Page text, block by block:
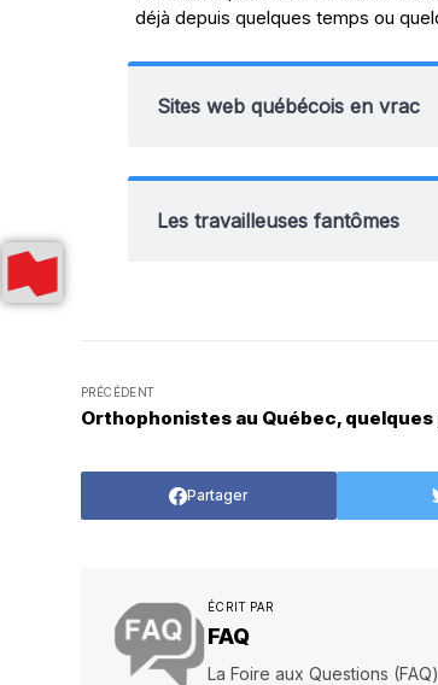
déjà depuis quelques temps ou
Sites web québécois en vrac
Les travailleuses fantômes
PRÉCÉDENT
Orthophonistes au Québec,
Partager
ÉCRIT PAR
FAQ
La Foire aux Questions